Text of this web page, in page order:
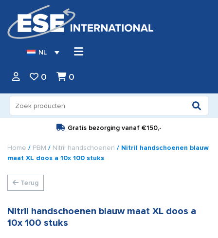
NL
0 0
naar:
Gratis bezorging vanaf €150,-
Home / PBM / Nitril handschoenen / Nitril handschoenen blauw
maat XL doos a 10x 100 stuks
Terug
Nitril handschoenen blauw maat XL doos a
10x 100 stuks